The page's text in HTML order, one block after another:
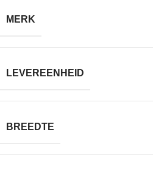
MERK
LEVEREENHEID
BREEDTE